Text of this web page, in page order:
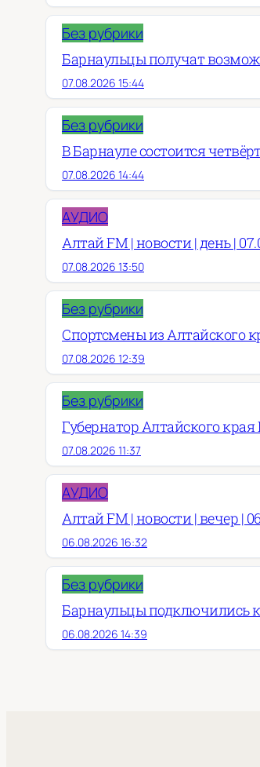
Без рубрики
Барнаульцы получат
07.08.2026 15:44
Без рубрики
В Барнауле состоится
07.08.2026 14:44
АУДИО
Алтай FM | новости | день |
07.08.2026 13:50
Без рубрики
Спортсмены из Алтайского
07.08.2026 12:39
Без рубрики
Губернатор Алтайского
07.08.2026 11:37
АУДИО
Алтай FM | новости | вечер |
06.08.2026 16:32
Без рубрики
Барнаульцы подключились к
06.08.2026 14:39